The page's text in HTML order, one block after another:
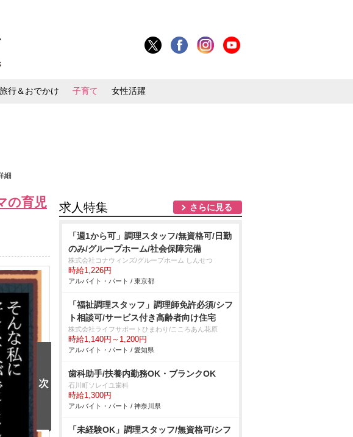
旅行＆おでかけ 子育て 女性活躍
細
の育児 求人特集 さらに見る
「週1から可」調理スタッフ/無資格可/日勤
のみ/グループホーム/社会保障完備
株式会社コナウィンズ/グループホーム しんせつ
時給1,226円
アルバイト・パート / 東京都
「福祉調理スタッフ」調理師免許必須/シフ
ト相談可/サービス付き高齢者向け住宅
株式会社ライフサポートひまわり/こころあん花原
時給1,140円～1,200円
アルバイト・パート / 愛知県
歯科助手/扶養内勤務OK・ブランクOK
石川町ソレイユ歯科
時給1,300円
アルバイト・パート / 神奈川県
「未経験OK」調理スタッフ/無資格可/シフ